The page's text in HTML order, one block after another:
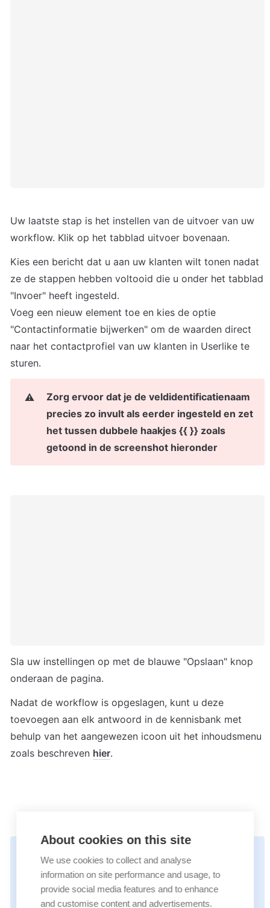
Uw laatste stap is het instellen van de uitvoer van uw
workflow. Klik op het tabblad uitvoer bovenaan.
Kies een bericht dat u aan uw klanten wilt tonen nadat
ze de stappen hebben voltooid die u onder het tabblad
"Invoer" heeft ingesteld.
Voeg een nieuw element toe en kies de optie
"Contactinformatie bijwerken" om de waarden direct
naar het contactprofiel van uw klanten in Userlike te
sturen.
⚠️
Zorg ervoor dat je de veldidentificatienaam
precies zo invult als eerder ingesteld en zet
het tussen dubbele haakjes {{ }} zoals
getoond in de screenshot hieronder
Sla uw instellingen op met de blauwe "Opslaan" knop
onderaan de pagina.
Nadat de workflow is opgeslagen, kunt u deze
toevoegen aan elk antwoord in de kennisbank met
behulp van het aangewezen icoon uit het inhoudsmenu
zoals beschreven hier.
https://docs.userlike.com/features/ai-
automation-hub/workflows/simple-script-
workflow
About cookies on this site
We use cookies to collect and analyse
information on site performance and usage, to
provide social media features and to enhance
and customise content and advertisements.